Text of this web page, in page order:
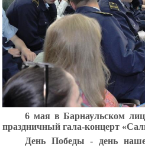
6 мая в Барнаульском
праздничный гала-концерт
День Победы - день